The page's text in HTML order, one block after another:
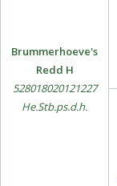
Brummerhoeve's
Redd H
528018020121227
He.Stb.ps.d.h.